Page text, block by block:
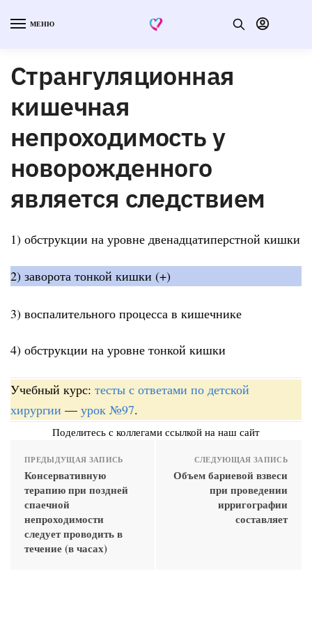
МЕНЮ
Странгуляционная
кишечная
непроходимость у
новорожденного
является следствием
1) обструкции на уровне двенадцатиперстной кишки
2) заворота тонкой кишки (+)
3) воспалительного процесса в кишечнике
4) обструкции на уровне тонкой кишки
Учебный курс: тесты с ответами по детской
хирургии — урок №97.
Поделитесь с коллегами ссылкой на наш сайт
ПРЕДЫДУЩАЯ ЗАПИСЬ
Консервативную
терапию при поздней
спаечной
непроходимости
следует проводить в
течение (в часах)
СЛЕДУЮЩАЯ ЗАПИСЬ
Объем бариевой взвеси
при проведении
ирригографии
составляет